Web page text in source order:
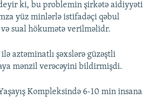
ki, bu problemin şirkətə aidiyyəti
yüz minlərlə istifadəçi qəbul
sual hökumətə verilməlidr.
aztəminatlı şəxslərə güzəştli
mənzil verəcəyini bildirmişdi.
Kompleksində 6-10 min insana